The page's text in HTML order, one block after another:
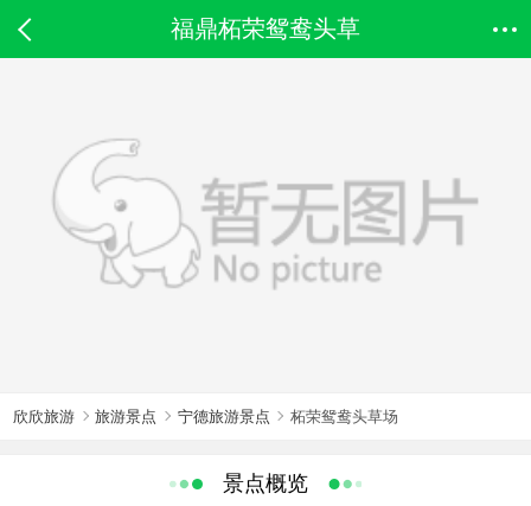
福鼎柘荣鸳鸯头草
欣欣旅游 旅游景点 宁德旅游景点 柘荣鸳鸯头草场
景点概览